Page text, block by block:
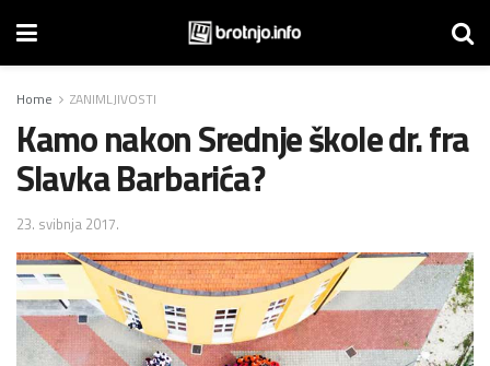
Home ZANIMLJIVOSTI
Kamo nakon Srednje škole dr. fra
Slavka Barbarića?
23. svibnja 2017.